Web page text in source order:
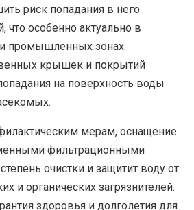
риск попадания в него
что особенно актуально в
промышленных зонах.
крышек и покрытий
на поверхность воды
мерам, оснащение
фильтрационными
очистки и защитит воду от
и органических загрязнителей.
здоровья и долголетия для